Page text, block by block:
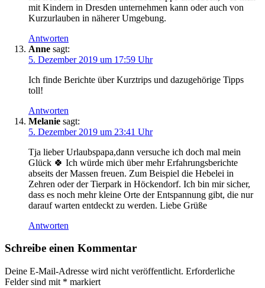
mit Kindern in Dresden unternehmen kann oder auch von
Kurzurlauben in näherer Umgebung.
Antworten
Anne sagt:
5. Dezember 2019 um 17:59 Uhr
Ich finde Berichte über Kurztrips und dazugehörige Tipps
toll!
Antworten
Melanie sagt:
5. Dezember 2019 um 23:41 Uhr
Tja lieber Urlaubspapa,dann versuche ich doch mal mein
Glück 🍀 Ich würde mich über mehr Erfahrungsberichte
abseits der Massen freuen. Zum Beispiel die Hebelei in
Zehren oder der Tierpark in Höckendorf. Ich bin mir sicher,
dass es noch mehr kleine Orte der Entspannung gibt, die nur
darauf warten entdeckt zu werden. Liebe Grüße
Antworten
Schreibe einen Kommentar
Deine E-Mail-Adresse wird nicht veröffentlicht. Erforderliche
Felder sind mit * markiert